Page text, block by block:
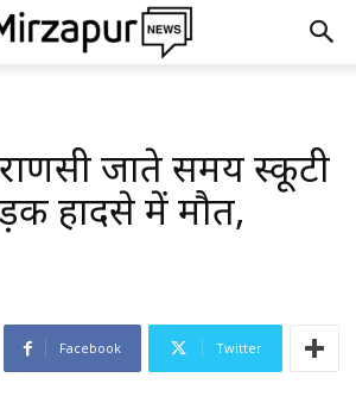
जाते समय स्कूटी
हादसे में मौत,
Facebook Twitter